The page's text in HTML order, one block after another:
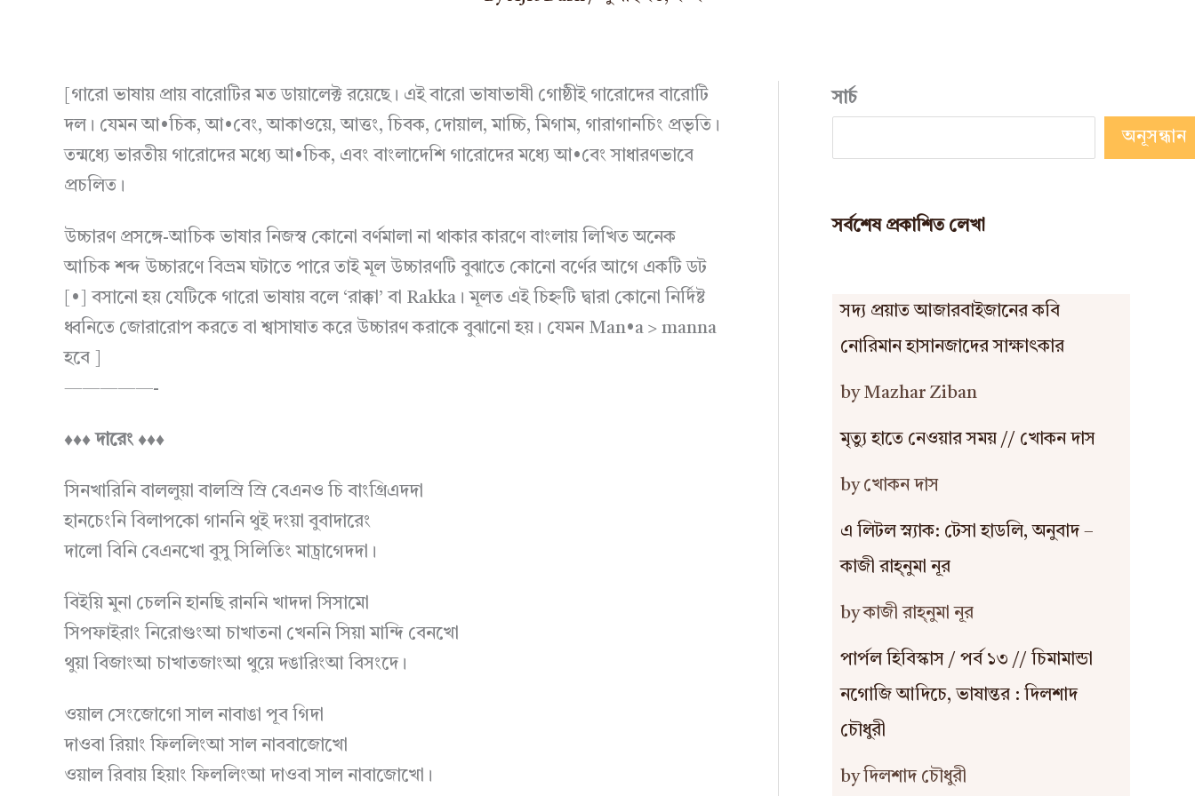
[গারো ভাষায় প্রায় বারোটির মত ডায়ালেক্ট রয়েছে। এই বারো ভাষাভাষী গোষ্ঠীই গারোদের বারোটি
দল। যেমন আ•চিক, আ•বেং, আকাওয়ে, আত্তং, চিবক, দোয়াল, মাচ্চি, মিগাম, গারাগানচিং প্রভৃতি।
তন্মধ্যে ভারতীয় গারোদের মধ্যে আ•চিক, এবং বাংলাদেশি গারোদের মধ্যে আ•বেং সাধারণভাবে
প্রচলিত।
উচ্চারণ প্রসঙ্গে-আচিক ভাষার নিজস্ব কোনো বর্ণমালা না থাকার কারণে বাংলায় লিখিত অনেক
আচিক শব্দ উচ্চারণে বিভ্রম ঘটাতে পারে তাই মূল উচ্চারণটি বুঝাতে কোনো বর্ণের আগে একটি ডট
[•] বসানো হয় যেটিকে গারো ভাষায় বলে ‘রাক্কা’ বা Rakka। মূলত এই চিহ্নটি দ্বারা কোনো নির্দিষ্ট
ধ্বনিতে জোরারোপ করতে বা শ্বাসাঘাত করে উচ্চারণ করাকে বুঝানো হয়। যেমন Man•a > manna
হবে ]
—————-
♦♦♦ দারেং ♦♦♦
সিনখারিনি বাললুয়া বালস্রি স্রি বেএনও চি বাংগ্রিএদদা
হানচেংনি বিলাপকো গাননি থুই দংয়া বুবাদারেং
দালো বিনি বেএনখো বুসু সিলিতিং মাচ্রাগেদদা।
বিইয়ি মুনা চেলনি হানছি রাননি খাদদা সিসামো
সিপফাইরাং নিরোগুংআ চাখাতনা খেননি সিয়া মান্দি বেনখো
থুয়া বিজাংআ চাখাতজাংআ থুয়ে দঙারিংআ বিসংদে।
ওয়াল সেংজোগো সাল নাবাঙা পূব গিদা
দাওবা রিয়াং ফিললিংআ সাল নাববাজোখো
ওয়াল রিবায় হিয়াং ফিললিংআ দাওবা সাল নাবাজোখো।
সার্চ
অনূসন্ধান
সর্বশেষ প্রকাশিত লেখা
সদ্য প্রয়াত আজারবাইজানের কবি
নোরিমান হাসানজাদের সাক্ষাৎকার
by Mazhar Ziban
মৃত্যু হাতে নেওয়ার সময় // খোকন দাস
by খোকন দাস
এ লিটল স্ন্যাক: টেসা হাডলি, অনুবাদ –
কাজী রাহ্‌নুমা নূর
by কাজী রাহ্‌নুমা নূর
পার্পল হিবিস্কাস / পর্ব ১৩ // চিমামান্ডা
নগোজি আদিচে, ভাষান্তর : দিলশাদ
চৌধুরী
by দিলশাদ চৌধুরী